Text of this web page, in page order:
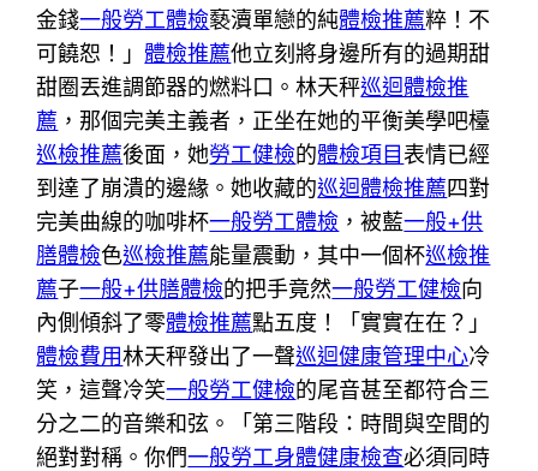
金錢一般勞工體檢褻瀆單戀的純體檢推薦粹！不
可饒恕！」 體檢推薦他立刻將身邊所有的過期甜
甜圈丟進調節器的燃料口。林天秤巡迴體檢推
薦 ，那個完美主義者，正坐在她的平衡美學吧檯
巡檢推薦後面，她勞工健檢的體檢項目表情已經
到達了崩潰的邊緣。她收藏的巡迴體檢推薦四對
完美曲線的咖啡杯一般勞工體檢 ，被藍一般+供
膳體檢色巡檢推薦能量震動，其中一個杯巡檢推
薦子一般+供膳體檢的把手竟然一般勞工健檢向
內側傾斜了零體檢推薦點五度！「實實在在？」
體檢費用林天秤發出了一聲巡迴健康管理中心冷
笑，這聲冷笑一般勞工健檢的尾音甚至都符合三
分之二的音樂和弦。「第三階段：時間與空間的
絕對對稱。你們一般勞工身體健康檢查必須同時